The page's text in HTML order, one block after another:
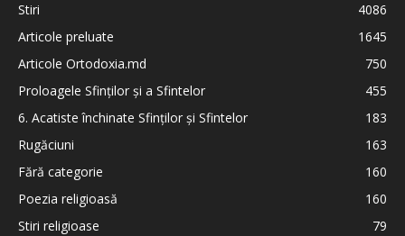
Stiri
4086
Articole preluate
1645
Articole Ortodoxia.md
750
Proloagele Sfinților și a Sfintelor
455
6. Acatiste închinate Sfinților și Sfintelor
183
Rugăciuni
163
Fără categorie
160
Poezia religioasă
160
Stiri religioase
79